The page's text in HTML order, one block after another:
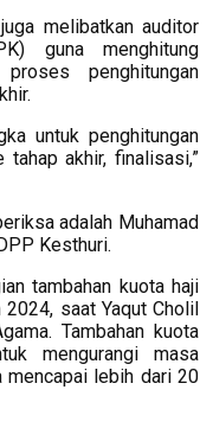
melibatkan auditor
guna menghitung
penghitungan
untuk penghitungan
akhir, finalisasi,”
adalah Muhamad
Kesthuri.
tambahan kuota haji
saat Yaqut Cholil
Tambahan kuota
mengurangi masa
mencapai lebih dari 20